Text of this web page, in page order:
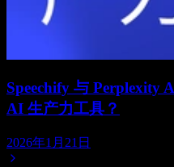
Speechify 与 Perplexity
AI 生产力工具？
2026年1月21日